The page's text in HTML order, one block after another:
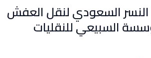
السعودي لنقل العفش
السبيعي للنقليات